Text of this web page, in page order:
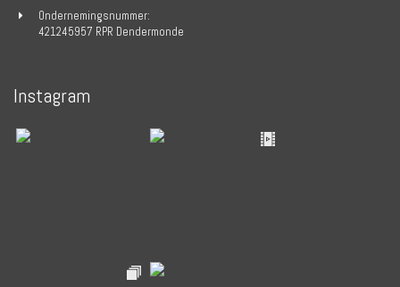
Ondernemingsnummer:
421245957 RPR Dendermonde
Instagram